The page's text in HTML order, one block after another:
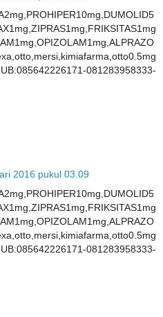
081283958333-
2016 pukul 03.09
081283958333-